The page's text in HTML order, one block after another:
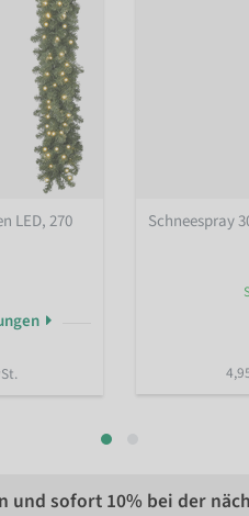
LED, 270
Schneespray
und sofort10% bei der